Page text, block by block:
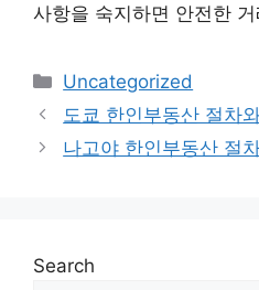
사항을 숙지하면 안전한
Categories
Uncategorized
도쿄 한인부동산 절차
나고야 한인부동산 절
Search